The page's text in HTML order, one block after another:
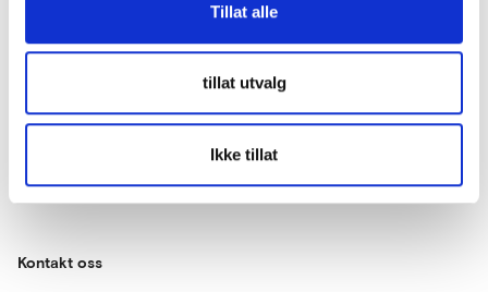
Tillat alle
tillat utvalg
Ikke tillat
Kontakt oss